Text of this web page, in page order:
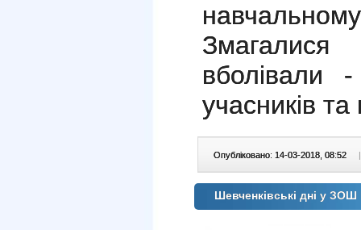
вболівали
учасників
Опубліковано: 14-03-2018, 08:52 |
Шевченківські дні у